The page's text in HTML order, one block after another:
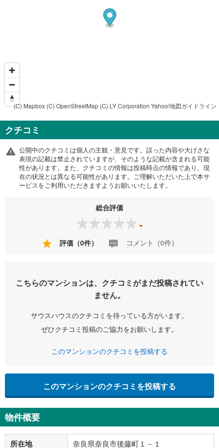
(C) Mapbox (C) OpenStreetMap (C) LY Corporation Yahoo!地図ガイドライン
クチコミ
公開中のクチコミは個人の主観・意見です。誤った内容や大げさな
表現の記載は禁止されていますが、そのような記載が含まれる可能
性があります。また、クチコミの情報は投稿時点の情報であり、現
在の状況とは異なる可能性があります。ご理解いただいた上で本サ
ービスをご利用いただきますようお願いいたします。
総合評価
-
評価（0件） コメント（0件）
こちらのマンションは、クチコミがまだ投稿されてい
ません。
サウスハウスのクチコミを待っている方がいます。
ぜひクチコミ投稿のご協力をお願いします。
このマンションのクチコミを投稿する
このマンションのクチコミを投稿する
物件概要
所在地 奈良県奈良市後藤町１－１